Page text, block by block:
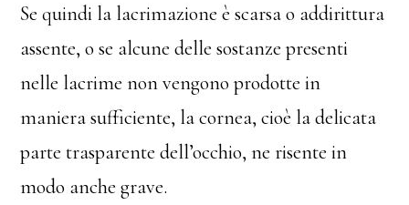
Se quindi la lacrimazione è scarsa o addirittura
assente, o se alcune delle sostanze presenti
nelle lacrime non vengono prodotte in
maniera sufficiente, la cornea, cioè la delicata
parte trasparente dell’occhio, ne risente in
modo anche grave.